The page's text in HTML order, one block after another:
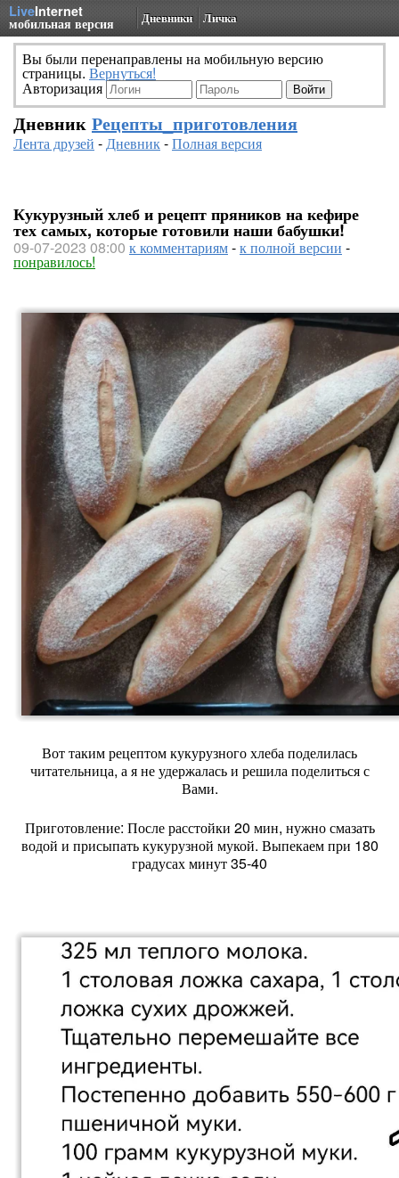
LiveInternet
мобильная версия Дневники Личка
Вы были перенаправлены на мобильную версию
страницы. Вернуться!
Авторизация
Дневник Рецепты_приготовления
Лента друзей -Дневник-Полная версия
Кукурузный хлеб и рецепт пряников на кефире
тех самых, которые готовили наши бабушки!
09-07-2023 08:00 к комментариям-к полной версии -
понравилось!
Вот таким рецептом кукурузного хлеба поделилась
читательница, а я не удержалась и решила поделиться с
Вами.
Приготовление: После расстойки 20 мин, нужно смазать
водой и присыпать кукурузной мукой. Выпекаем при 180
градусах минут 35-40